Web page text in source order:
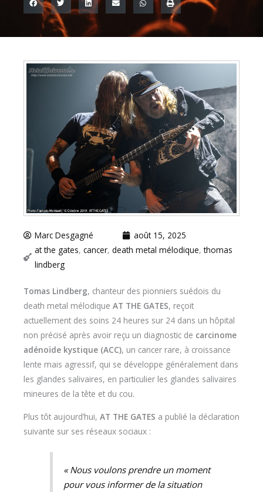
Marc Desgagné
août 15, 2025
at the gates, cancer, death metal mélodique,thomas
lindberg
Tomas Lindberg, chanteur des pionniers suédois du
death metal mélodique AT THE GATES, reçoit
actuellement des soins 24 heures sur 24 dans un hôpital
non précisé après avoir reçu un diagnostic de carcinome
adénoïde kystique (ACC), un cancer rare, à croissance
lente mais agressif, qui se développe généralement dans
les glandes salivaires, en particulier les glandes salivaires
mineures de la tête et du cou.
Plus tôt aujourd’hui, AT THE GATES a publié la déclaration
suivante sur ses réseaux sociaux :
« Nous voulons prendre un moment
pour vous informer de la situation